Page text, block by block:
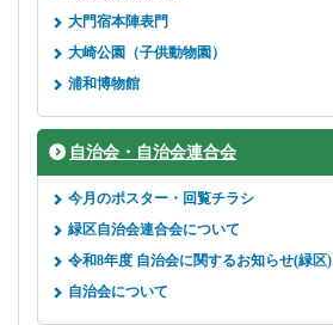
大門宿本陣表門
大崎公園（子供動物園）
浦和博物館
自治会・自治会連合会
今月のポスター・回覧チラシ
緑区自治会連合会について
令和8年度 自治会に関するお知らせ(緑区)
自治会について